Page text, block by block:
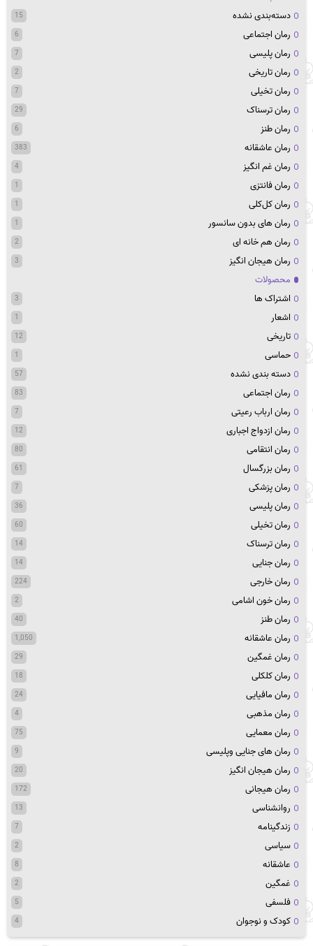
دسته‌بندی نشده
15
رمان اجتماعی 6
رمان پلیسی 7
رمان تاریخی 2
رمان تخیلی 7
رمان ترسناک 29
رمان طنز 6
رمان عاشقانه 383
رمان غم انگیز 4
رمان فانتزی 1
رمان کل‌کلی 1
رمان های بدون سانسور 1
رمان هم خانه ای 2
رمان هیجان انگیز 3
محصولات
اشتراک ها
3
اشعار 1
تاریخی 12
حماسی 1
دسته بندی نشده 57
رمان اجتماعی 83
رمان ارباب رعیتی 7
رمان ازدواج اجباری 12
رمان انتقامی 80
رمان بزرگسال 61
رمان پزشکی 7
رمان پلیسی 36
رمان تخیلی 60
رمان ترسناک 14
رمان جنایی 14
رمان خارجی 224
رمان خون اشامی 2
رمان طنز 40
رمان عاشقانه 1,050
رمان غمگین 29
رمان کلکلی 18
رمان مافیایی 24
رمان مذهبی 4
رمان معمایی 75
رمان های جنایی وپلیسی 9
رمان هیجان انگیز 20
رمان هیجانی 172
روانشناسی 13
زندگینامه 7
سیاسی 2
عاشقانه 8
غمگین 2
فلسفی 5
کودک و نوجوان 4